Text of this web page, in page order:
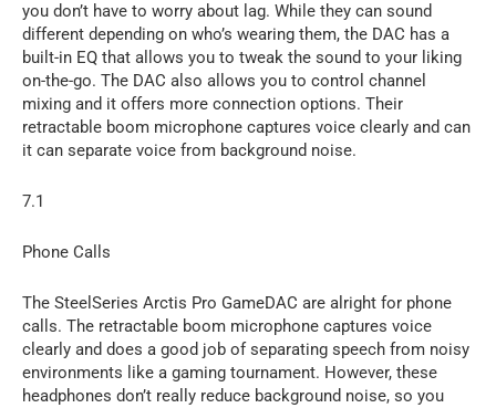
you don’t have to worry about lag. While they can sound
different depending on who’s wearing them, the DAC has a
built-in EQ that allows you to tweak the sound to your liking
on-the-go. The DAC also allows you to control channel
mixing and it offers more connection options. Their
retractable boom microphone captures voice clearly and can
it can separate voice from background noise.
7.1
Phone Calls
The SteelSeries Arctis Pro GameDAC are alright for phone
calls. The retractable boom microphone captures voice
clearly and does a good job of separating speech from noisy
environments like a gaming tournament. However, these
headphones don’t really reduce background noise, so you